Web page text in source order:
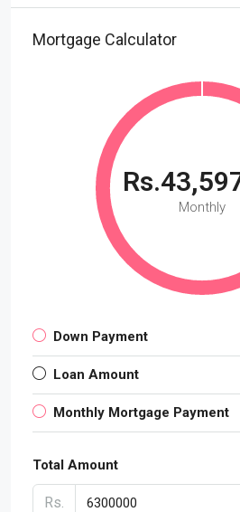
Mortgage Calculator
Monthly
Down Payment
Loan Amount
Monthly Mortgage Payment
Total Amount
Rs.